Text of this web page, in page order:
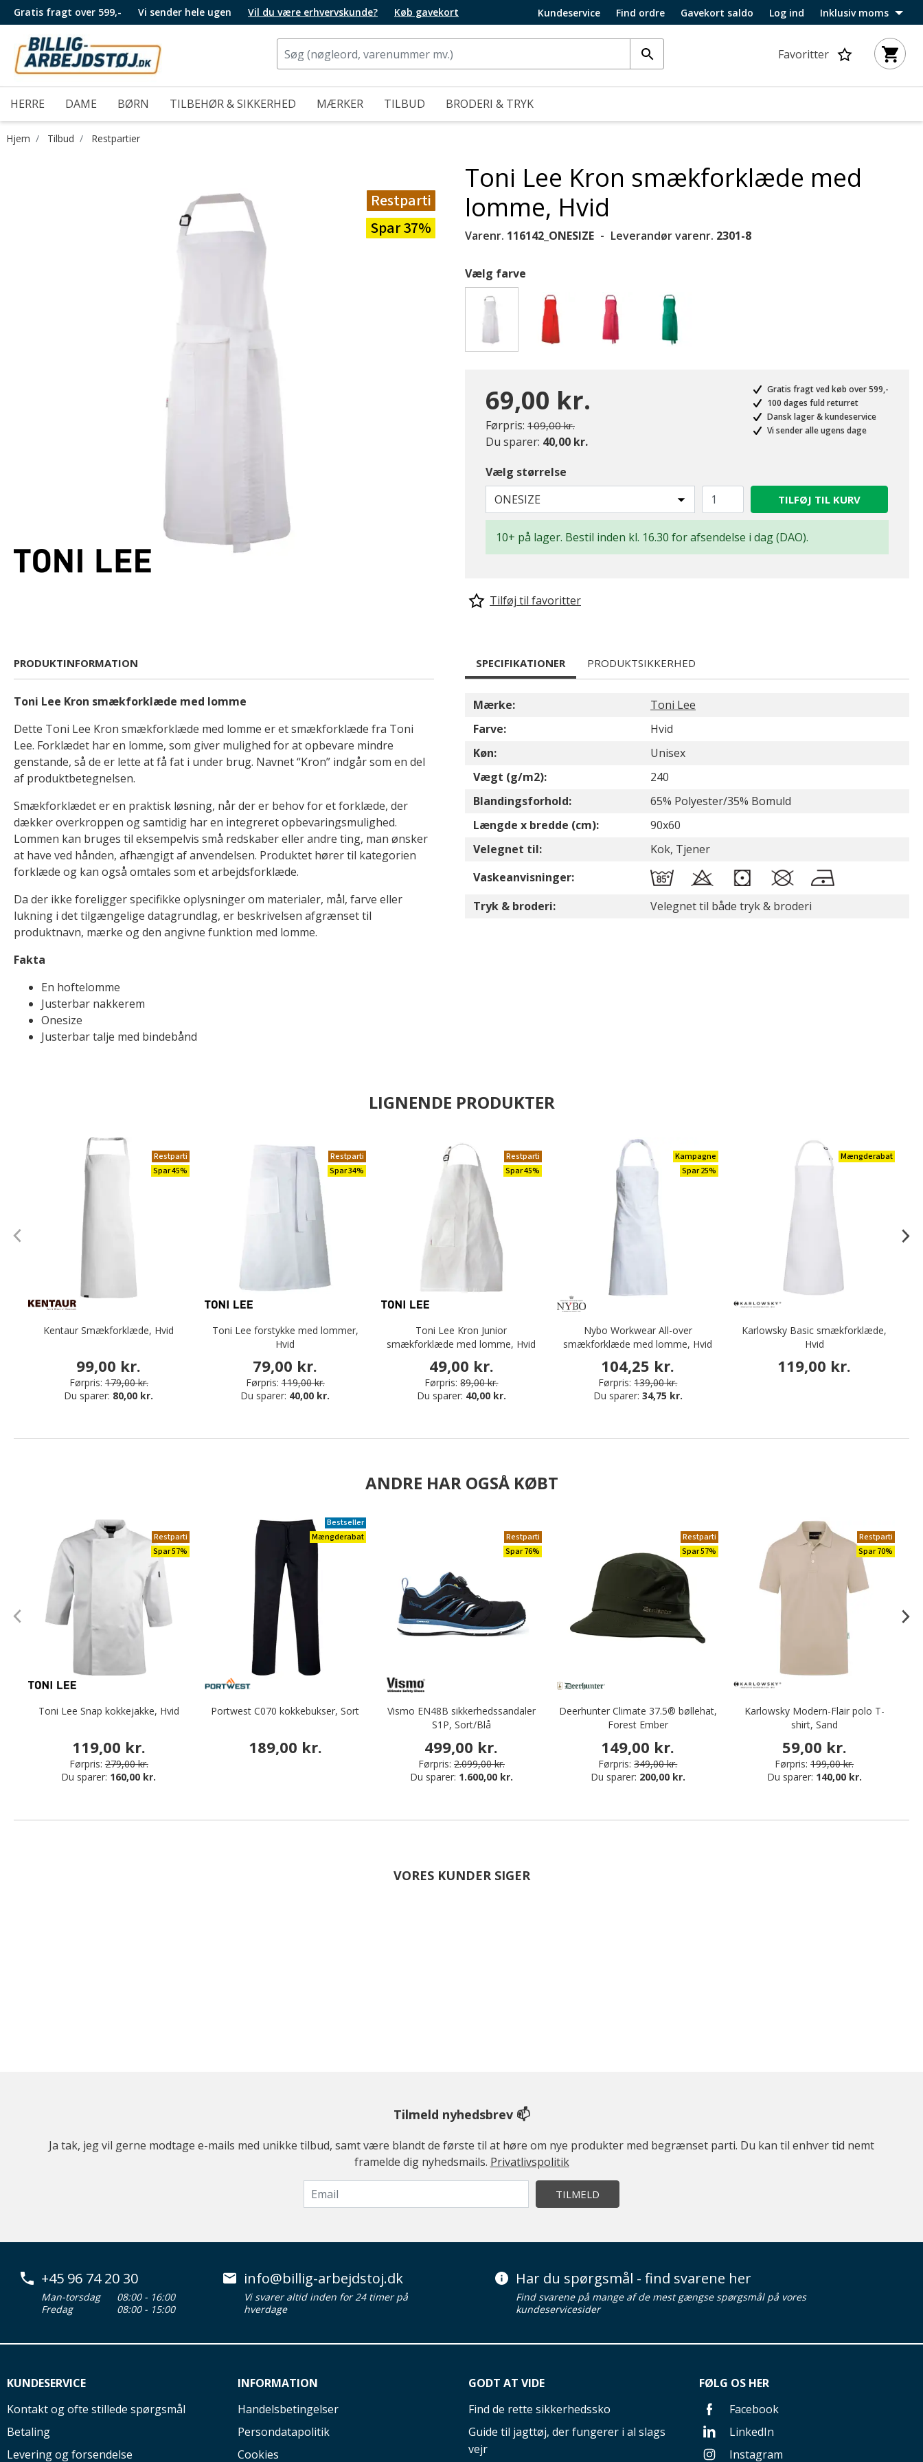
Gratis fragt over 599,- Vi sender hele ugen Vil du være erhvervskunde? Køb gavekort Kundeservice Find ordre Gavekort saldo Log ind Inklusiv moms
Favoritter
HERRE DAME BØRN TILBEHØR & SIKKERHED MÆRKER TILBUD BRODERI & TRYK
Hjem Tilbud Restpartier
Restparti
Spar 37%
Toni Lee Kron smækforklæde med
lomme, Hvid
Varenr. 116142_ONESIZE Leverandør varenr. 2301-8
Vælg farve
69,00 kr.
Førpris: Pris nedsat fra
109,00 kr.til
Du sparer: 40,00 kr.
Gratis fragt ved køb over 599,-
100 dages fuld returret
Dansk lager & kundeservice
Vi sender alle ugens dage
Vælg størrelse
ONESIZE
TILFØJ TIL KURV
10+ på lager. Bestil inden kl. 16.30 for afsendelse i dag (DAO).
Tilføj til favoritter
PRODUKTINFORMATION
Toni Lee Kron smækforklæde med lomme
Dette Toni Lee Kron smækforklæde med lomme er et smækforklæde fra Toni
Lee. Forklædet har en lomme, som giver mulighed for at opbevare mindre
genstande, så de er lette at få fat i under brug. Navnet “Kron” indgår som en del
af produktbetegnelsen.
Smækforklædet er en praktisk løsning, når der er behov for et forklæde, der
dækker overkroppen og samtidig har en integreret opbevaringsmulighed.
Lommen kan bruges til eksempelvis små redskaber eller andre ting, man ønsker
at have ved hånden, afhængigt af anvendelsen. Produktet hører til kategorien
forklæde og kan også omtales som et arbejdsforklæde.
Da der ikke foreligger specifikke oplysninger om materialer, mål, farve eller
lukning i det tilgængelige datagrundlag, er beskrivelsen afgrænset til
produktnavn, mærke og den angivne funktion med lomme.
Fakta
En hoftelomme
Justerbar nakkerem
Onesize
Justerbar talje med bindebånd
SPECIFIKATIONER PRODUKTSIKKERHED
Mærke:
Toni Lee
Farve:
Hvid
Køn:
Unisex
Vægt (g/m2):
240
Blandingsforhold:
65% Polyester/35% Bomuld
Længde x bredde (cm):
90x60
Velegnet til:
Kok, Tjener
Vaskeanvisninger:
Tryk & broderi:
Velegnet til både tryk & broderi
LIGNENDE PRODUKTER
Restparti
Spar 45%
Kentaur Smækforklæde, Hvid
99,00 kr.
Førpris: 179,00 kr.
Du sparer: 80,00 kr.
Restparti
Spar 34%
Toni Lee forstykke med lommer,
Hvid
79,00 kr.
Førpris: 119,00 kr.
Du sparer: 40,00 kr.
Restparti
Spar 45%
Toni Lee Kron Junior
smækforklæde med lomme, Hvid
49,00 kr.
Førpris: 89,00 kr.
Du sparer: 40,00 kr.
Kampagne
Spar 25%
Nybo Workwear All-over
smækforklæde med lomme, Hvid
104,25 kr.
Førpris: 139,00 kr.
Du sparer: 34,75 kr.
Mængderabat
Karlowsky Basic smækforklæde,
Hvid
119,00 kr.
ANDRE HAR OGSÅ KØBT
Restparti
Spar 57%
Toni Lee Snap kokkejakke, Hvid
119,00 kr.
Førpris: 279,00 kr.
Du sparer: 160,00 kr.
Bestseller
Mængderabat
Portwest C070 kokkebukser, Sort
189,00 kr.
Restparti
Spar 76%
Vismo EN48B sikkerhedssandaler
S1P, Sort/Blå
499,00 kr.
Førpris: 2.099,00 kr.
Du sparer: 1.600,00 kr.
Restparti
Spar 57%
Deerhunter Climate 37.5® bøllehat,
Forest Ember
149,00 kr.
Førpris: 349,00 kr.
Du sparer: 200,00 kr.
Restparti
Spar 70%
Karlowsky Modern-Flair polo T-
shirt, Sand
59,00 kr.
Førpris: 199,00 kr.
Du sparer: 140,00 kr.
VORES KUNDER SIGER
Tilmeld nyhedsbrev 📫
Ja tak, jeg vil gerne modtage e-mails med unikke tilbud, samt være blandt de første til at høre om nye produkter med begrænset parti. Du kan til enhver tid nemt
framelde dig nyhedsmails. Privatlivspolitik
TILMELD
+45 96 74 20 30
Man-torsdag
08:00 - 16:00
Fredag
08:00 - 15:00
info@billig-arbejdstoj.dk
Vi svarer altid inden for 24 timer på
hverdage
Har du spørgsmål - find svarene her
Find svarene på mange af de mest gængse spørgsmål på vores
kundeservicesider
KUNDESERVICE
Kontakt og ofte stillede spørgsmål
Betaling
Levering og forsendelse
INFORMATION
Handelsbetingelser
Persondatapolitik
Cookies
GODT AT VIDE
Find de rette sikkerhedssko
Guide til jagttøj, der fungerer i al slags
vejr
FØLG OS HER
Facebook
LinkedIn
Instagram